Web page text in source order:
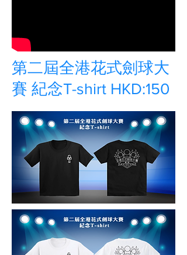
第二屆全港花式劍球大
賽 紀念T-shirt HKD:150